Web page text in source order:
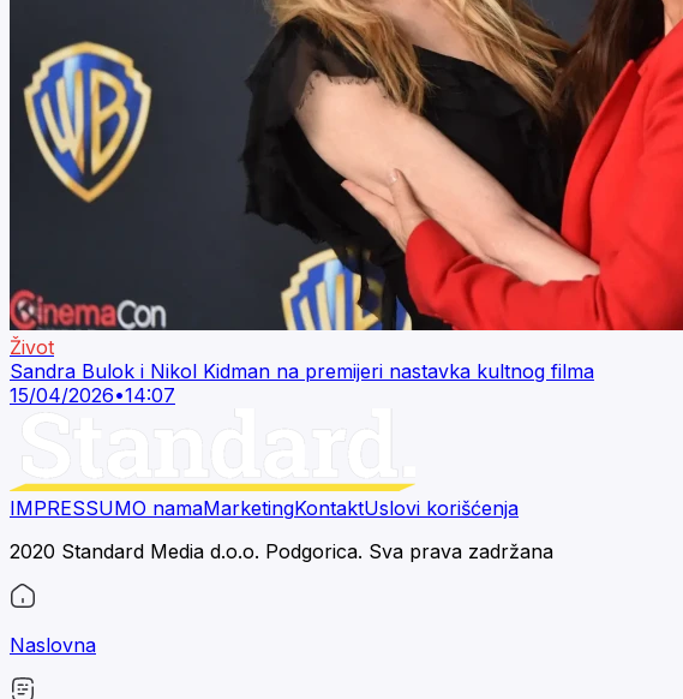
Život
Sandra Bulok i Nikol Kidman na premijeri nastavka kultnog filma
15/04/2026•14:07
IMPRESSUMO namaMarketingKontaktUslovi korišćenja
2020 Standard Media d.o.o. Podgorica. Sva prava zadržana
Naslovna